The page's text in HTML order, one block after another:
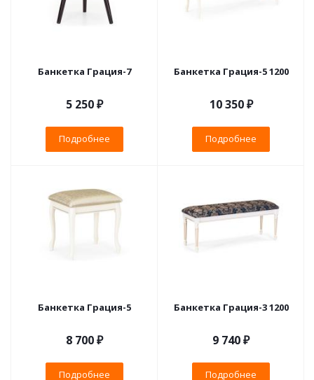
Банкетка Грация-7
5 250 ₽
Подробнее
Банкетка Грация-5 1200
10 350 ₽
Подробнее
Банкетка Грация-5
8 700 ₽
Подробнее
Банкетка Грация-3 1200
9 740 ₽
Подробнее